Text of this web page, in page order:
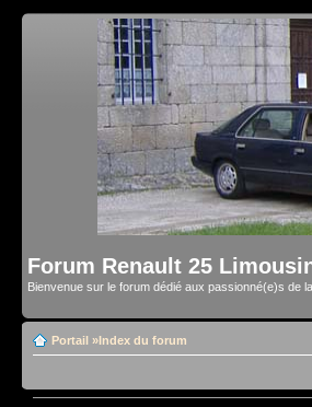
Forum Renault 25
Bienvenue sur le forum dédié aux passionné(e)s de
Portail »Index du forum